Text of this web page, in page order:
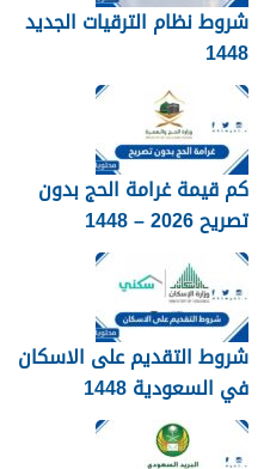
شروط نظام الترقيات الجديد
1448
كم قيمة غرامة الحج بدون
تصريح 2026 – 1448
شروط التقديم على الاسكان
في السعودية 1448